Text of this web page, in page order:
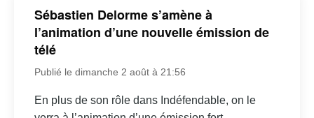
Sébastien Delorme s’amène à
l’animation d’une nouvelle émission de
télé
Publié le dimanche 2 août à 21:56
En plus de son rôle dans Indéfendable, on le